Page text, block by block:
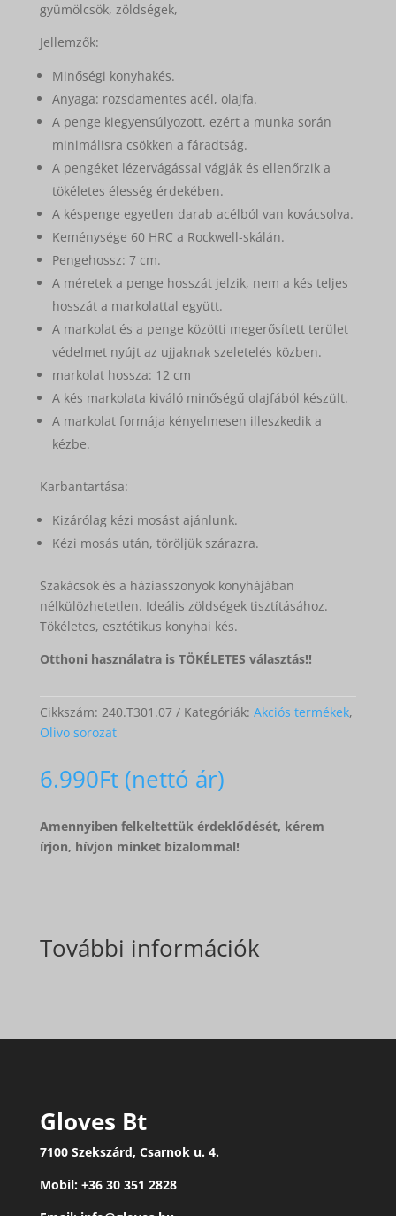
gyümölcsök, zöldségek,
Jellemzők:
Minőségi konyhakés.
Anyaga: rozsdamentes acél, olajfa.
A penge kiegyensúlyozott, ezért a munka során
minimálisra csökken a fáradtság.
A pengéket lézervágással vágják és ellenőrzik a
tökéletes élesség érdekében.
A késpenge egyetlen darab acélból van kovácsolva.
Keménysége 60 HRC a Rockwell-skálán.
Pengehossz: 7 cm.
A méretek a penge hosszát jelzik, nem a kés teljes
hosszát a markolattal együtt.
A markolat és a penge közötti megerősített terület
védelmet nyújt az ujjaknak szeletelés közben.
markolat hossza: 12 cm
A kés markolata kiváló minőségű olajfából készült.
A markolat formája kényelmesen illeszkedik a
kézbe.
Karbantartása:
Kizárólag kézi mosást ajánlunk.
Kézi mosás után, töröljük szárazra.
Szakácsok és a háziasszonyok konyhájában
nélkülözhetetlen. Ideális zöldségek tisztításához.
Tökéletes, esztétikus konyhai kés.
Otthoni használatra is TÖKÉLETES választás!!
Cikkszám: 240.T301.07 Kategóriák: Akciós termékek,
Olivo sorozat
6.990Ft
Amennyiben felkeltettük érdeklődését, kérem
írjon, hívjon minket bizalommal!
További információk
Gloves Bt
7100 Szekszárd, Csarnok u. 4.
Mobil: +36 30 351 2828